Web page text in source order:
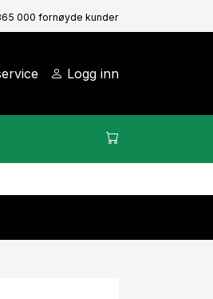
000 fornøyde kunder
Logg inn